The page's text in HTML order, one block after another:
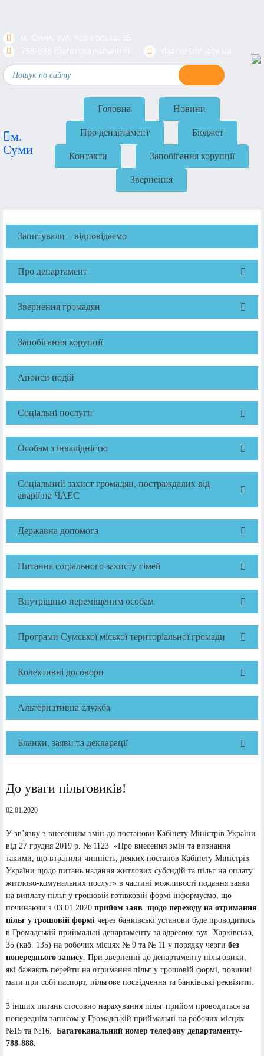
м.
Суми
Головна Новини
Про департамент Бюджет
Контакти Запобігання корупції
Звернення
Запитували – відповідаємо
Про департамент
Звернення громадян
Запобігання корупції
Анонси подій
Соціальні послуги
Особам з інвалідністю
Соціальний захист громадян, постраждалих від
аварії на ЧАЕС
Державна допомога
Питання соціального захисту сімей
Внутрішньо переміщеним особам
Програми Сумської міської територіальної громади
Колективні договори
Альтернативна служба
Бланки, заяви та декларації
До уваги пільговиків!
02.01.2020
У зв’язку з внесенням змін до постанови Кабінету Міністрів України
від 27 грудня 2019 р. № 1123 «Про внесення змін та визнання
такими, що втратили чинність, деяких постанов Кабінету Міністрів
України щодо питань надання житлових субсидій та пільг на оплату
житлово-комунальних послуг» в частині можливості подання заяви
на виплату пільг у грошовій готівковій формі інформуємо, що
починаючи з 03.01.2020 прийом заяв щодо переходу на отримання
пільг у грошовій формі через банківські установи буде проводитись
в Громадській приймальні департаменту за адресою: вул. Харківська,
35 (каб. 135) на робочих місцях № 9 та № 11 у порядку черги без
попереднього запису. При зверненні до департаменту пільговики,
які бажають перейти на отримання пільг у грошовій формі, повинні
мати при собі паспорт, пільгове посвідчення та банківські реквізити.
З інших питань стосовно нарахування пільг прийом проводиться за
попереднім записом у Громадській приймальні на робочих місцях
№15 та №16. Багатоканальний номер телефону департаменту-
788-888.